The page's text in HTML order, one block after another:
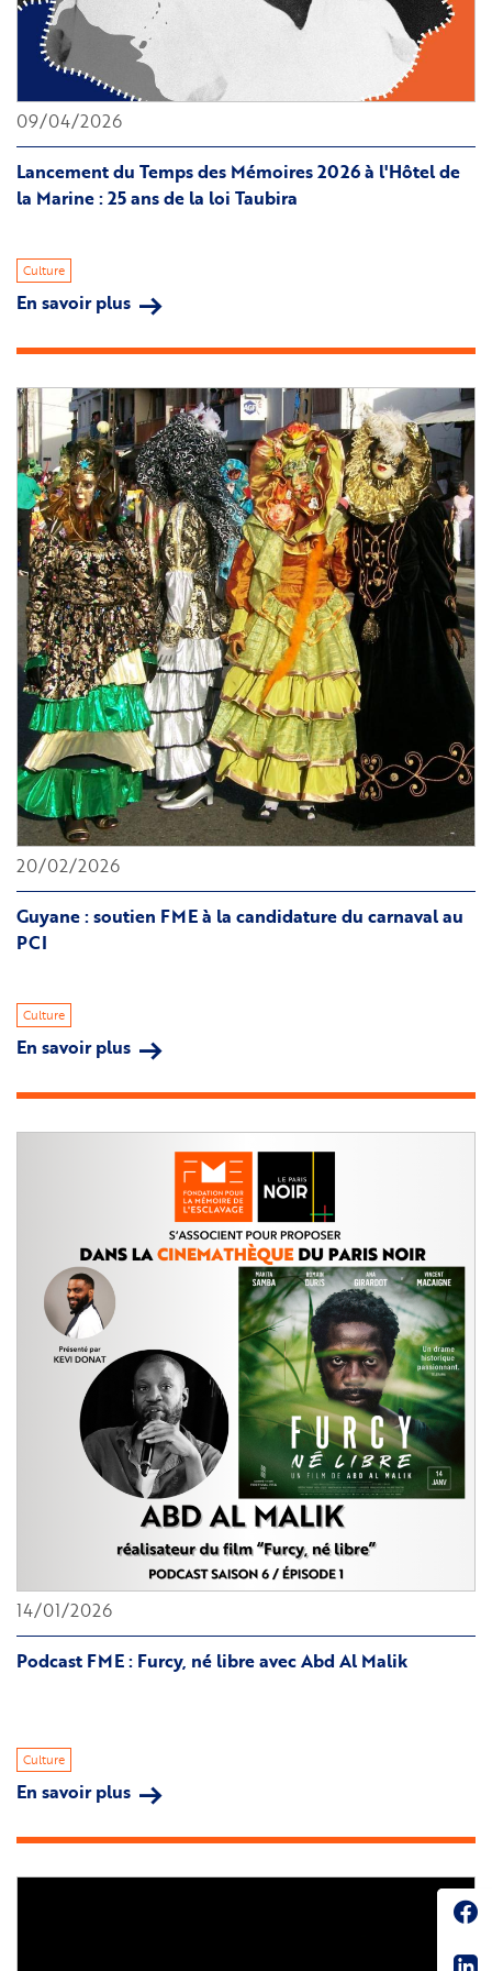
Lancement du Temps des Mémoires 2026 à l'Hôtel de
la Marine : 25 ans de la loi Taubira
Culture
09/04/2026
En savoir plus sur
du
Temps
des
Mémoires
2026
à
l'Hôtel
de
la
Marine
:
25
ans
de
la
loi
Taubira
Guyane : soutien FME à la candidature du carnaval au
PCI
Culture
20/02/2026
En savoir plus sur
:
soutien
candidature
du
Podcast FME : Furcy, né libre avec Abd Al Malik
Culture
14/01/2026
En savoir plus sur
FME
: Furcy,